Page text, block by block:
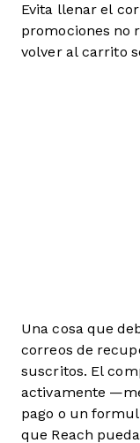
Evita llenar el
promociones no
volver al carrito
Una cosa que
correos de
suscritos. El
activamente
pago o un
que Reach